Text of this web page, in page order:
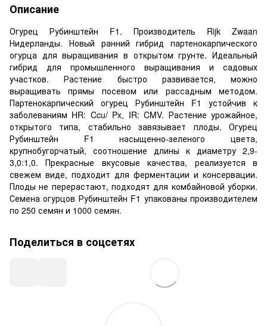
Описание
Огурец Рубинштейн F1. Производитель Rijk Zwaan
Нидерланды. Новый ранний гибрид партенокарпического
огурца для выращивания в открытом грунте. Идеальный
гибрид для промышленного выращивания и садовых
участков. Растение быстро развивается, можно
выращивать прямы посевом или рассадным методом.
Партенокарпический огурец Рубинштейн F1 устойчив к
заболеваниям HR: Ccu/ Px, IR: CMV. Растение урожайное,
открытого типа, стабильно завязывает плоды. Огурец
Рубинштейн F1 насыщенно-зеленого цвета,
крупнобугорчатый, соотношение длины к диаметру 2,9-
3,0:1,0. Прекрасные вкусовые качества, реализуется в
свежем виде, подходит для ферментации и консервации.
Плоды не перерастают, подходят для комбайновой уборки.
Семена огурцов Рубинштейн F1 упакованы производителем
по 250 семян и 1000 семян.
Поделиться в соцсетях